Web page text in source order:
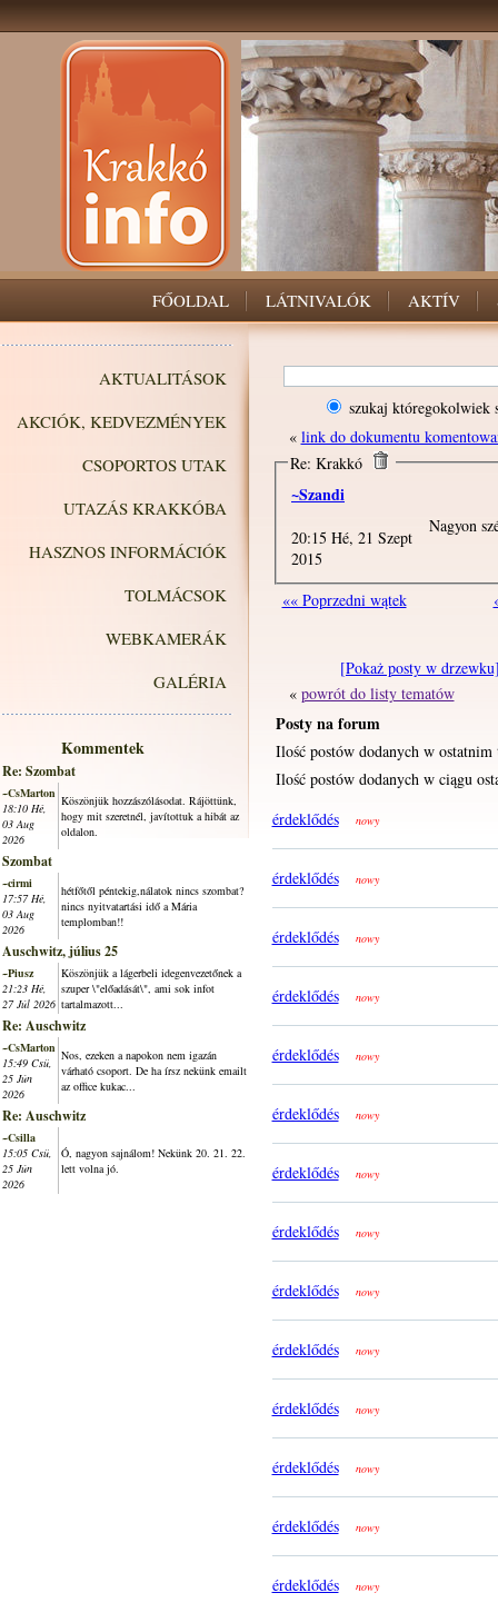
FŐOLDAL LÁTNIVALÓK AKTÍV
AKTUALITÁSOK
AKCIÓK, KEDVEZMÉNYEK
CSOPORTOS UTAK
UTAZÁS KRAKKÓBA
HASZNOS INFORMÁCIÓK
TOLMÁCSOK
WEBKAMERÁK
GALÉRIA
Kommentek
Re: Szombat
~CsMarton
18:10 Hé,
03 Aug
2026
Köszönjük hozzászólásodat. Rájöttünk,
hogy mit szeretnél, javítottuk a hibát az
oldalon.
Szombat
~cirmi
17:57 Hé,
03 Aug
2026
hétfőtől péntekig,nálatok nincs szombat?
nincs nyitvatartási idő a Mária
templomban!!
Auschwitz, július 25
~Piusz
21:23 Hé,
27 Júl 2026
Köszönjük a lágerbeli idegenvezetőnek a
szuper \"előadását\", ami sok infot
tartalmazott...
Re: Auschwitz
~CsMarton
15:49 Csü,
25 Jún
2026
Nos, ezeken a napokon nem igazán
várható csoport. De ha írsz nekünk emailt
az office kukac...
Re: Auschwitz
~Csilla
15:05 Csü,
25 Jún
2026
Ó, nagyon sajnálom! Nekünk 20. 21. 22.
lett volna jó.
szukaj któregokolwiek
« link do dokumentu
Re: Krakkó
~Szandi
20:15 Hé, 21 Szept
2015
Nagyon
«« Poprzedni wątek
[Pokaż posty w
« powrót do listy tematów
Posty na forum
Ilość postów dodanych w ostatnim
Ilość postów dodanych w ciągu
érdeklődés
nowy
érdeklődés nowy
érdeklődés nowy
érdeklődés nowy
érdeklődés nowy
érdeklődés nowy
érdeklődés nowy
érdeklődés nowy
érdeklődés nowy
érdeklődés nowy
érdeklődés nowy
érdeklődés nowy
érdeklődés nowy
érdeklődés nowy